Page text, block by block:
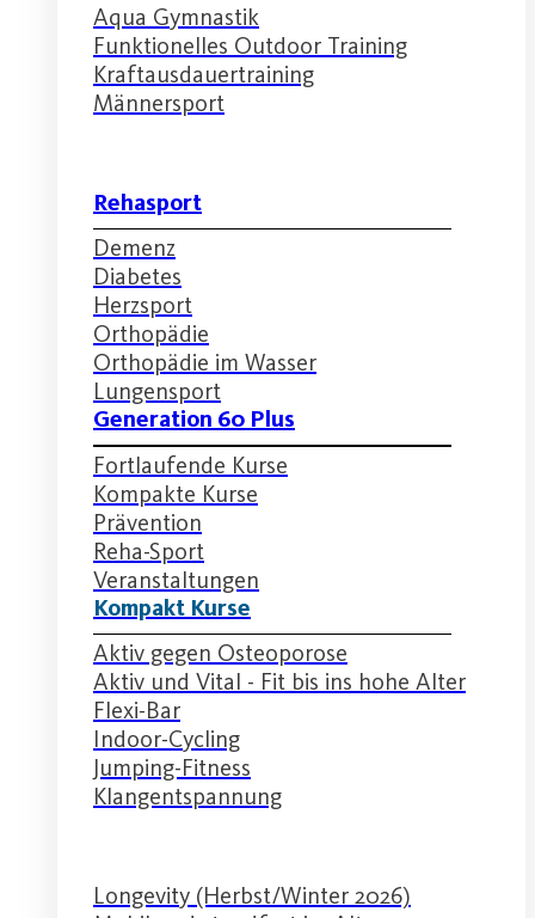
Aqua Gymnastik
Funktionelles Outdoor Training
Kraftausdauertraining
Männersport
Rehasport
Demenz
Diabetes
Herzsport
Orthopädie
Orthopädie im Wasser
Lungensport
Generation 60 Plus
Fortlaufende Kurse
Kompakte Kurse
Prävention
Reha-Sport
Veranstaltungen
Kompakt Kurse
Aktiv gegen Osteoporose
Aktiv und Vital - Fit bis ins hohe Alter
Flexi-Bar
Indoor-Cycling
Jumping-Fitness
Klangentspannung
Longevity (Herbst/Winter 2026)